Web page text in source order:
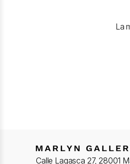
La
Calle Lagasca 27, 28001